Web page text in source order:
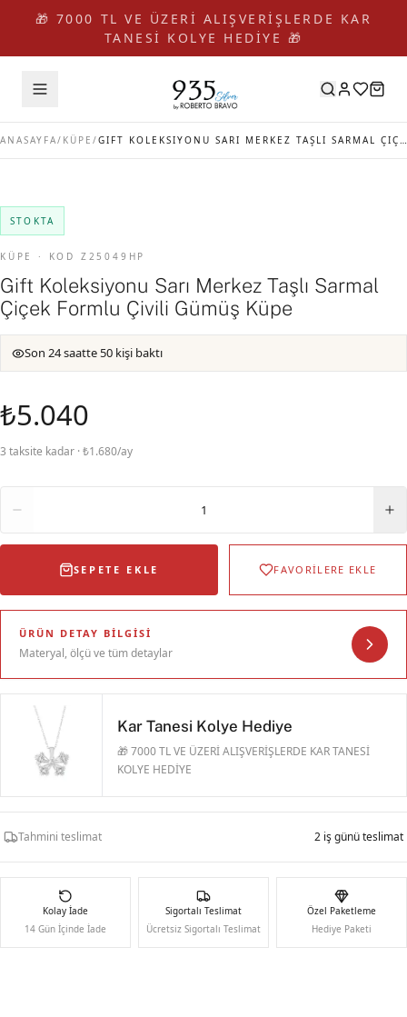
🎁 7000 TL VE ÜZERİ ALIŞVERİŞLERDE KAR
TANESİ KOLYE HEDİYE 🎁
ANASAYFA/ KÜPE / GIFT KOLEKSIYONU SARI MERKEZ TAŞLI SARMAL ÇIÇEK FORMLU ÇIVILI GÜMÜŞ KÜPE
STOKTA
KÜPE · KOD Z25049HP
Gift Koleksiyonu Sarı Merkez Taşlı Sarmal
Çiçek Formlu Çivili Gümüş Küpe
Son 24 saatte 50 kişi baktı
₺5.040
3 taksite kadar · ₺1.680/ay
1
SEPETE EKLE FAVORİLERE EKLE
ÜRÜN DETAY BILGISI
Materyal, ölçü ve tüm detaylar
Kar Tanesi Kolye Hediye
🎁 7000 TL VE ÜZERİ ALIŞVERİŞLERDE KAR TANESİ
KOLYE HEDİYE
Tahmini teslimat 2 iş günü teslimat
Kolay İade
14 Gün İçinde İade
Sigortalı Teslimat
Ücretsiz Sigortalı Teslimat
Özel Paketleme
Hediye Paketi